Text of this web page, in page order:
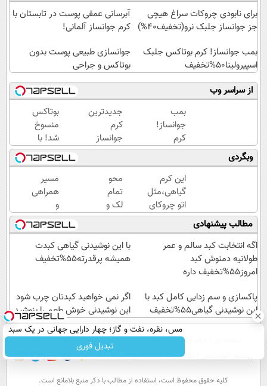
برای نابودی چروکات سراغ هیچی
جز جوانساز جلبک نرو(تخفیف40%)
آبرسانی عمقی پوست در تابستان با
کرم جوانساز آلمانی!
بمب جوانساز! کرم بوتاکس جلبک
اسپیرولینا50%تخفیف
جوانسازی طبیعی پوست بدون
بوتاکس و جراحی
از سراسر وب
بمب
جوانساز!
کرم
بوتاکس
جلبک
اسپیرولینا50%تخفیف
جدیدترین
کرم
جوانساز
حاوی
جلبک
اسپیرولینا!
( لینک
خرید با
تخفیف
ویژه)
بوتاکس
منسوخ
شد! با
کرم
جوانساز
جوان
شو50%تخفیف
وبگردی
این کرم
گیاهی،مثل
اتو چروکای
پوستتوصاف
میکنه!50%تخفیف
محو
تمام
لک و
تیرگی
های
پوستی
در
2دقیقه
مسیر
همراهی
و
گزارش
عملکرد
گروه
اسنپ
مطالب پیشنهادی
اگه انتخابت کبد سالم و عمر
طولانیه دمنوش کبد
امروز55%تخفیف داره
با این نوشیدنی گیاهی کبدت
همیشه پرقدرته55%تخفیف
پاکسازی و سم زدایی کامل کبد با
این نوشیدنی گیاهی55%تخفیف
اگر نمی خواهید کبدتان چرب شود
این نوشیدنی خوش طعم را بنوشید
مس، نقره، نفت و گاز؛ چهار دارایی جهانی در یک سبد
تبدیل فوری
عصر ایران۲ تماس با ما
آب و هوا اوقات شرعی سواد زندگی
كليه حقوق محفوظ است، استفاده از مطالب با ذكر منبع بلامانع است.